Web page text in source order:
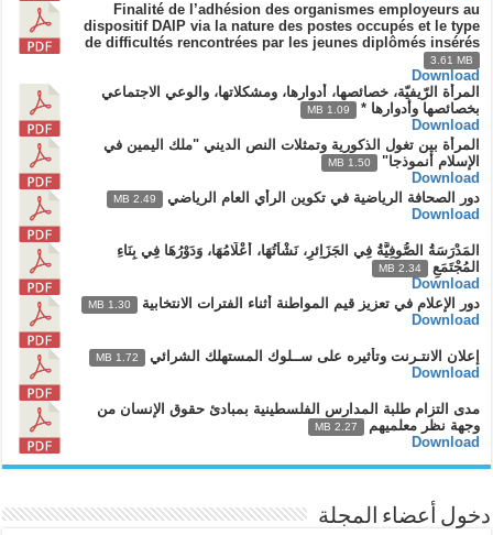
Finalité de l’adhésion des organismes employeurs au
dispositif DAIP via la nature des postes occupés et le type
de difficultés rencontrées par les jeunes diplômés insérés
3.61 MB
Download
المرأة الرّيفيّة، خصائصها، أدوارها، ومشكلاتها، والوعي الاجتماعي
بخصائصها وأدوارها *
1.09 MB
Download
المرأة بين تغول الذكورية وتمثلات النص الديني "ملك اليمين في
الإسلام أنموذجا"
1.50 MB
Download
دور الصحافة الرياضية في تكوين الرأي العام الرياضي
2.49 MB
Download
المَدْرَسَةُ الصُّوفِيَّةُ فِي الجَزَاِئرِ، نَشْأَتُهَا، أَعْلَامُهَا، وَدَوْرُهَا فِي بِنَاءِ
المُجْتَمَعِ 2.34 MB
Download
دور الإعلام في تعزيز قيم المواطنة أثناء الفترات الانتخابية
1.30 MB
Download
إعلان الانتـرنت وتأثيره على ســلوك المستهلك الشرائي 1.72 MB
Download
مدى التزام طلبة المدارس الفلسطينية بمبادئ حقوق الإنسان من
وجهة نظر معلميهم
2.27 MB
Download
دخول أعضاء المجلة